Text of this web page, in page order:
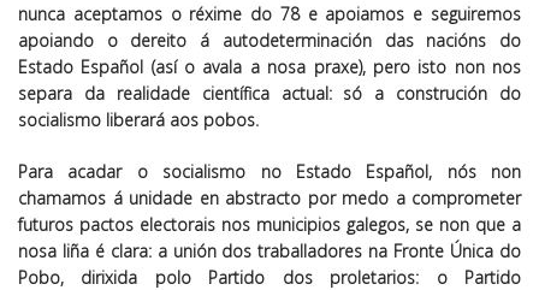
nunca aceptamos o réxime do 78 e apoiamos e seguiremos
apoiando o dereito á autodeterminación das nacións do
Estado Español (así o avala a nosa praxe), pero isto non nos
separa da realidade científica actual: só a construción do
socialismo liberará aos pobos.
Para acadar o socialismo no Estado Español, nós non
chamamos á unidade en abstracto por medo a comprometer
futuros pactos electorais nos municipios galegos, se non que a
nosa liña é clara: a unión dos traballadores na Fronte Única do
Pobo, dirixida polo Partido dos proletarios: o Partido